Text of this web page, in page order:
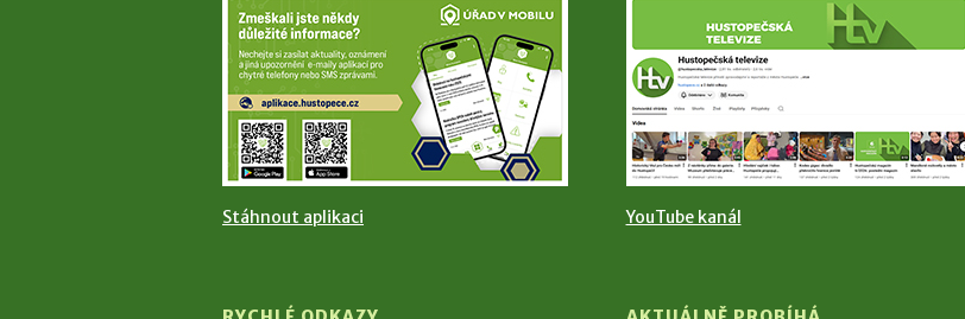
Stáhnout aplikaci YouTube kanál